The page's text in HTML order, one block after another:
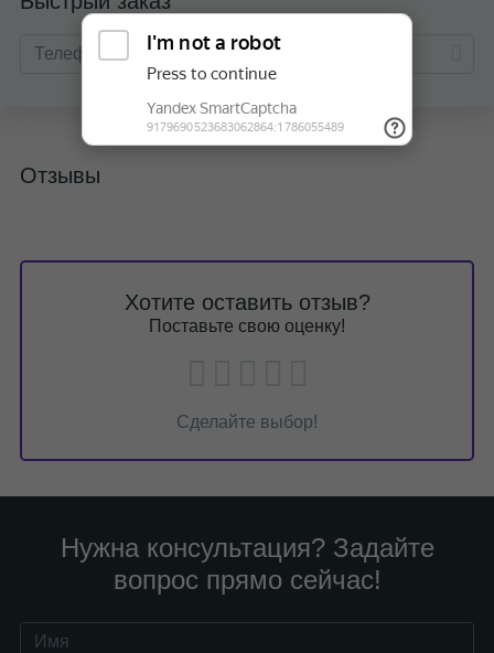
Отзывы
Хотите оставить отзыв?
Поставьте свою оценку!
Сделайте выбор!
Нужна консультация? Задайте
вопрос прямо сейчас!